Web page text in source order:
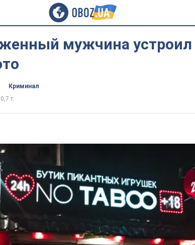
мужчина
Криминал
т.